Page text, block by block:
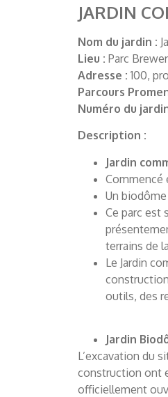
JARDIN
Nom du jardin :
Lieu : Parc Brewer
Adresse : 100,
Parcours
Numéro du
Description :
Jardin
Commencé
Un
Ce parc est
terrains de
Le Jardin
outils, des
Jardin
L’excavation du
construction ont
officiellement